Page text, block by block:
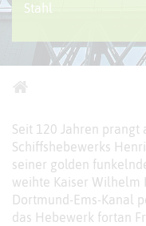
Stahl
Seit 120 Jahren prangt
Schiffshebewerks
seiner golden
weihte Kaiser Wilhelm
Dortmund-Ems-Kanal
das Hebewerk fortan